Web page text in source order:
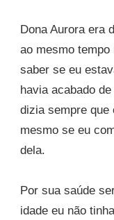
Dona Aurora era
ao mesmo
saber se eu
havia acabado
dizia sempre que
mesmo se eu
dela.
Por sua saúde
idade eu não